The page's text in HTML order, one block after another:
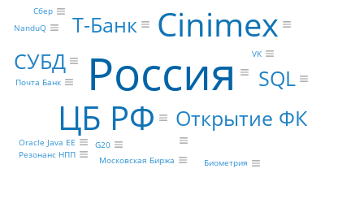
Россия
Cinimex
ЦБ РФ Открытие ФК
Т-Банк
СУБД
SQL
VK
Резонанс НПП
Сбер
Почта Банк
Московская Биржа
NanduQ
G20
Биометрия
Oracle Java EE